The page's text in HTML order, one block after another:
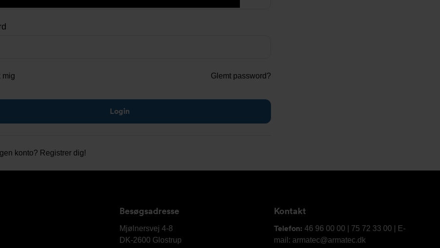
mig Glemt password?
konto? Registrer dig!
Besøgsadresse
Armatec
Mjølnersvej 4-8
DK-2600 Glostrup
Kontakt
Telefon: 46 96 00 00 | 75 72 33 00 | E-
mail: armatec@armatec.dk